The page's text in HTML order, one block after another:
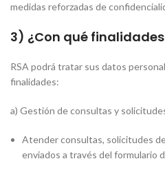
medidas reforzadas de
3) ¿Con qué
RSA podrá tratar sus datos
finalidades:
a) Gestión de consultas y
Atender consultas, solicitudes
enviados a través del formulario